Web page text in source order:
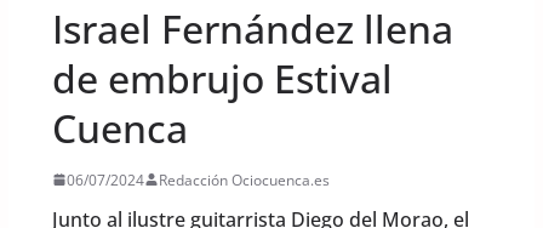
Israel Fernández llena
de embrujo Estival
Cuenca
06/07/2024 Redacción Ociocuenca.es
Junto al ilustre guitarrista Diego del Morao, el